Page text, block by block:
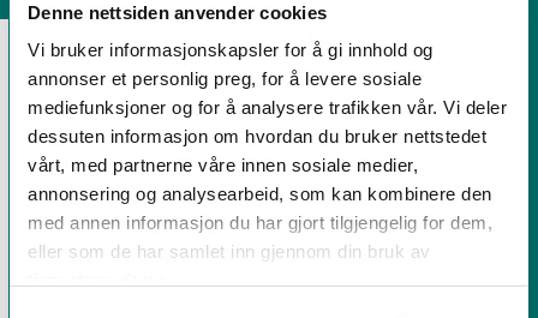
Denne nettsiden anvender cookies
Vi bruker informasjonskapsler for å gi innhold og
annonser et personlig preg, for å levere sosiale
mediefunksjoner og for å analysere trafikken vår. Vi deler
dessuten informasjon om hvordan du bruker nettstedet
vårt, med partnerne våre innen sosiale medier,
annonsering og analysearbeid, som kan kombinere den
med annen informasjon du har gjort tilgjengelig for dem,
eller som de har samlet inn gjennom din bruk av
ELECTIVE SUBJECT
Sports and outdoors
Photo and media
Mind-body